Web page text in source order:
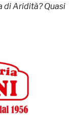
di Aridità? Quasi